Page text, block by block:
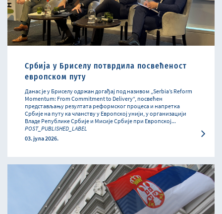
Србија у Бриселу потврдила посвећеност
европском путу
Данас је у Бриселу одржан догађај под називом „Serbia’s Reform
Momentum: From Commitment to Delivery“, посвећен
представљању резултата реформског процеса и напретка
Србије на путу ка чланству у Европској унији, у организацији
Владе Републике Србије и Мисије Србије при Европској...
POST_PUBLISHED_LABEL
03. јула 2026.